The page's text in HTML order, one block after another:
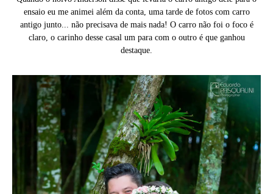
ensaio eu me animei além da conta, uma tarde de fotos com carro
antigo junto... não precisava de mais nada! O carro não foi o foco é
claro, o carinho desse casal um para com o outro é que ganhou
destaque.